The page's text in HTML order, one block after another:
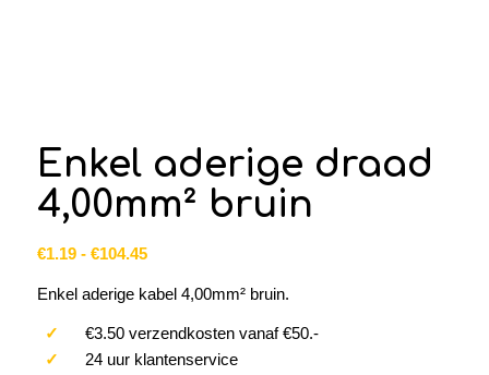
Enkel aderige draad
4,00mm² bruin
€1.19 - €104.45Prijsklasse:
tot
€104.45
Enkel aderige kabel 4,00mm² bruin.
✓ €3.50 verzendkosten vanaf €50.-
✓ 24 uur klantenservice